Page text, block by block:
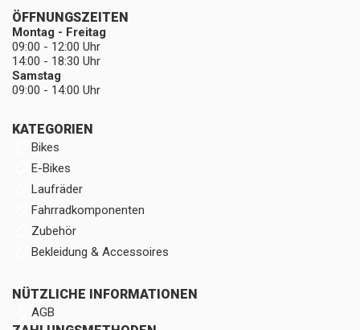
KATEGORIEN
Bikes
E-Bikes
Laufräder
Fahrradkomponenten
Zubehör
Bekleidung & Accessoires
NÜTZLICHE INFORMATIONEN
AGB
ÖFFNUNGSZEITEN
Montag - Freitag
09:00 - 12:00 Uhr
14:00 - 18:30 Uhr
Samstag
09:00 - 14:00 Uhr